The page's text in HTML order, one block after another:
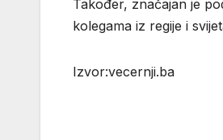
Također, značajan je
kolegama iz regije i
Izvor:vecernji.ba